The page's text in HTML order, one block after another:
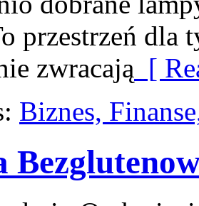
przestrzeń dla
zwracają [
Biznes,